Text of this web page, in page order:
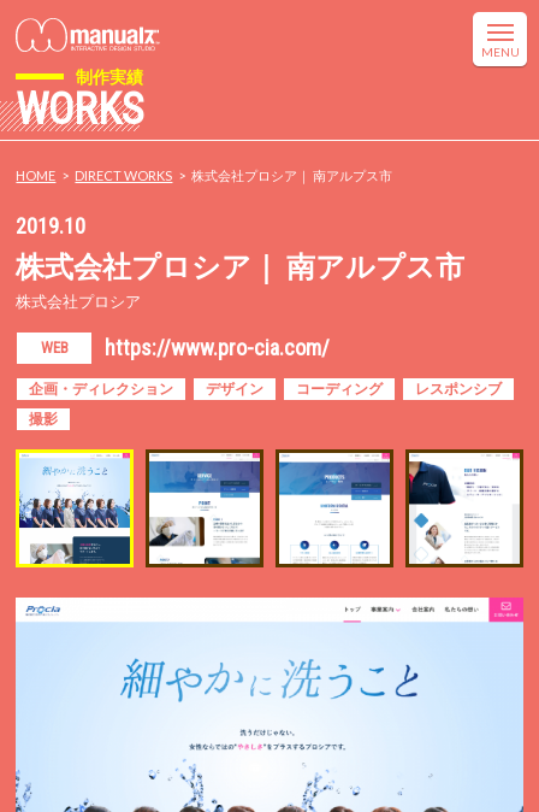
制作実績
WORKS
HOME DIRECT WORKS 株式会社プロシア｜ 南アルプス市
2019.10
株式会社プロシア｜ 南アルプス市
株式会社プロシア
WEB https://www.pro-cia.com/
企画・ディレクション デザイン コーディング
レスポンシブ
撮影